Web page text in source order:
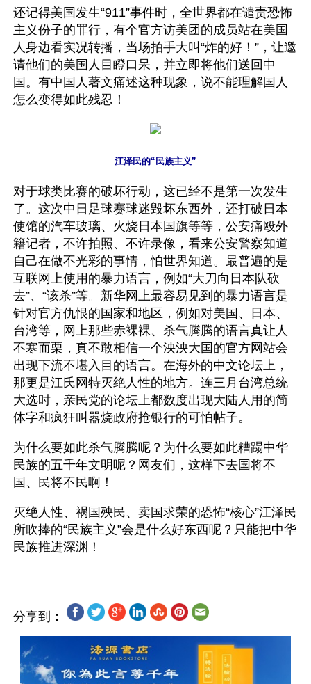
还记得美国发生“911”事件时，全世界都在谴责恐怖
主义份子的罪行，有个官方访美团的成员站在美国
人身边看实况转播，当场拍手大叫“炸的好！”，让邀
请他们的美国人目瞪口呆，并立即将他们送回中
国。有中国人著文痛述这种现象，说不能理解国人
怎么变得如此残忍！
江泽民的“民族主义”
对于球类比赛的破坏行动，这已经不是第一次发生
了。这次中日足球赛球迷毁坏东西外，还打破日本
使馆的汽车玻璃、火烧日本国旗等等，公安痛殴外
籍记者，不许拍照、不许录像，看来公安警察知道
自己在做不光彩的事情，怕世界知道。最普遍的是
互联网上使用的暴力语言，例如“大刀向日本队砍
去”、“该杀”等。新华网上最容易见到的暴力语言是
针对官方仇恨的国家和地区，例如对美国、日本、
台湾等，网上那些赤裸裸、杀气腾腾的语言真让人
不寒而栗，真不敢相信一个泱泱大国的官方网站会
出现下流不堪入目的语言。在海外的中文论坛上，
那更是江氏网特灭绝人性的地方。连三月台湾总统
大选时，亲民党的论坛上都数度出现大陆人用的简
体字和疯狂叫嚣烧政府抢银行的可怕帖子。
为什么要如此杀气腾腾呢？为什么要如此糟蹋中华
民族的五千年文明呢？网友们，这样下去国将不
国、民将不民啊！
灭绝人性、祸国殃民、卖国求荣的恐怖“核心”江泽民
所吹捧的“民族主义”会是什么好东西呢？只能把中华
分享到：